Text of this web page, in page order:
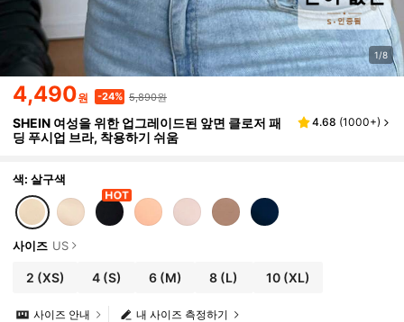
1/8
4,490원 -24% 5,890원
SHEIN 여성을 위한 업그레이드된 앞면 클로저 패
딩 푸시업 브라, 착용하기 쉬움
4.68 (1000+)
색: 살구색
사이즈 US
2 (XS) 4(S) 6(M) 8 (L) 10(XL)
내 사이즈 측정하기
사이즈 안내